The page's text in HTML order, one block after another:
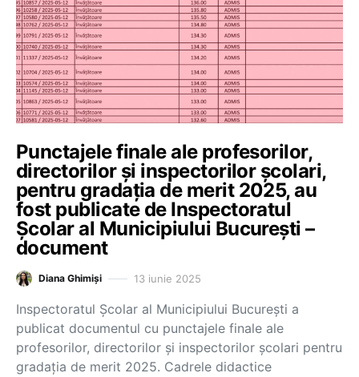
Punctajele finale ale profesorilor,
directorilor și inspectorilor școlari,
pentru gradația de merit 2025, au
fost publicate de Inspectoratul
Școlar al Municipiului București –
document
Diana Ghimiși 13 iunie 2025
Inspectoratul Școlar al Municipiului București a
publicat documentul cu punctajele finale ale
profesorilor, directorilor și inspectorilor școlari pentru
gradația de merit 2025. Cadrele didactice